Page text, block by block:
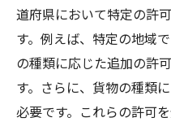
道府県において特定の許
す。例えば、特定の地域
の種類に応じた追加の許
す。さらに、貨物の種類
必要です。これらの許可